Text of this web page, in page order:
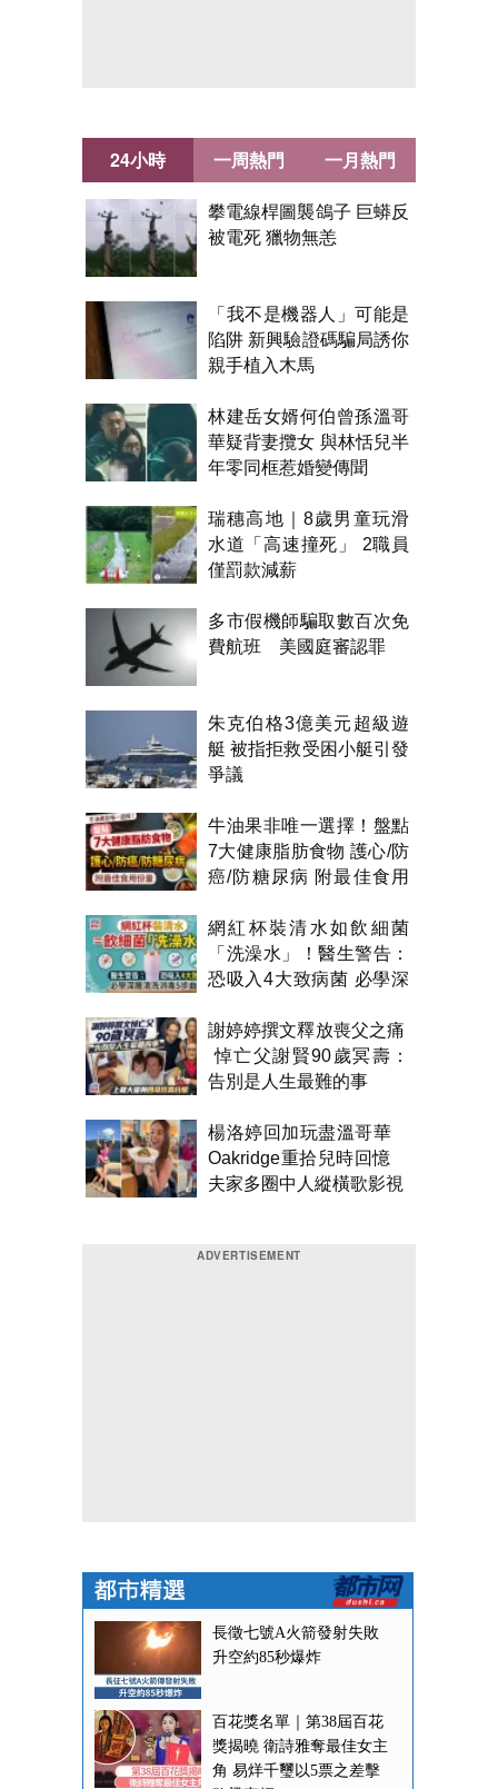
24小時
攀電線桿圖襲鴿子 巨蟒反
被電死 獵物無恙
「我不是機器人」可能是
陷阱 新興驗證碼騙局誘你
親手植入木馬
林建岳女婿何伯曾孫溫哥
華疑背妻攬女 與林恬兒半
年零同框惹婚變傳聞
瑞穗高地｜8歲男童玩滑
水道「高速撞死」 2職員
僅罰款減薪
多市假機師騙取數百次免
費航班 美國庭審認罪
朱克伯格3億美元超級遊
艇 被指拒救受困小艇引發
爭議
牛油果非唯一選擇！盤點
7大健康脂肪食物 護心/防
癌/防糖尿病 附最佳食用
網紅杯裝清水如飲細菌
「洗澡水」！醫生警告：
恐吸入4大致病菌 必學深
謝婷婷撰文釋放喪父之痛
悼亡父謝賢90歲冥壽：
告別是人生最難的事
楊洛婷回加玩盡溫哥華
Oakridge重拾兒時回憶
夫家多圈中人縱橫歌影視
一周熱門 一月熱門